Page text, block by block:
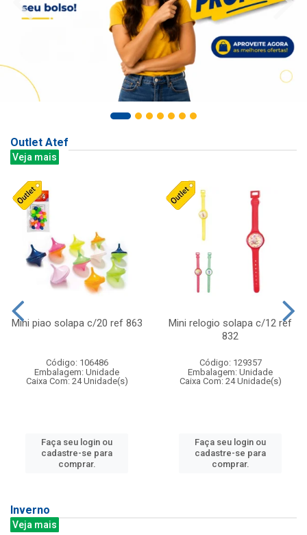
Outlet Atef
Veja mais
Mini piao solapa c/20 ref 863
Código: 106486
Embalagem: Unidade
Caixa Com: 24 Unidade(s)
Faça seu login ou
cadastre-se para
comprar.
Mini relogio solapa c/12 ref
832
Código: 129357
Embalagem: Unidade
Caixa Com: 24 Unidade(s)
Faça seu login ou
cadastre-se para
comprar.
Inverno
Veja mais